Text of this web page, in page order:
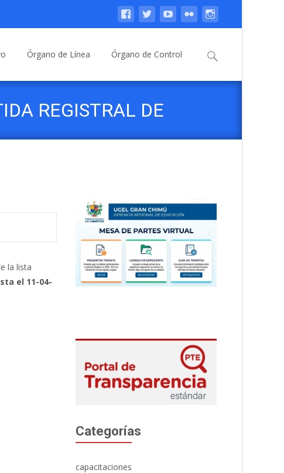
Órgano de Línea Órgano de Control Buscar:
REGISTRAL DE
la lista
el 11-04-
Categorías
capacitaciones